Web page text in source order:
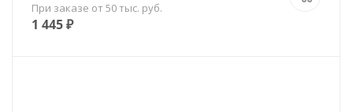
При заказе от 50 тыс. руб.
1 445₽